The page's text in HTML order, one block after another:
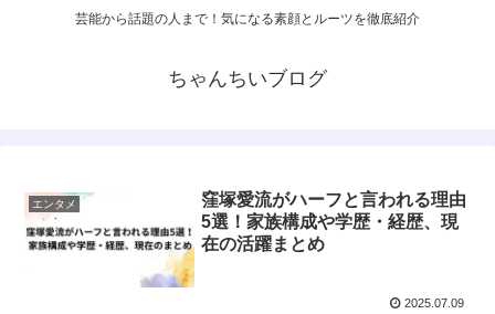
芸能から話題の人まで！気になる素顔とルーツを徹底紹介
ちゃんちいブログ
エンタメ
窪塚愛流がハーフと言われる理由
5選！家族構成や学歴・経歴、現
在の活躍まとめ
2025.07.09